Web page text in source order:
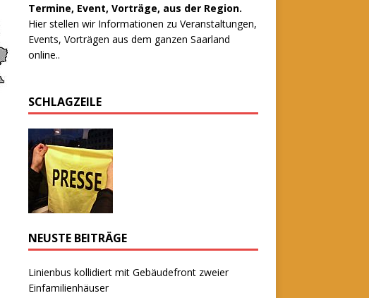
Termine, Event, Vorträge, aus der Region.
Hier stellen wir Informationen zu Veranstaltungen,
Events, Vorträgen aus dem ganzen Saarland
online..
SCHLAGZEILE
NEUSTE BEITRÄGE
Linienbus kollidiert mit Gebäudefront zweier
Einfamilienhäuser